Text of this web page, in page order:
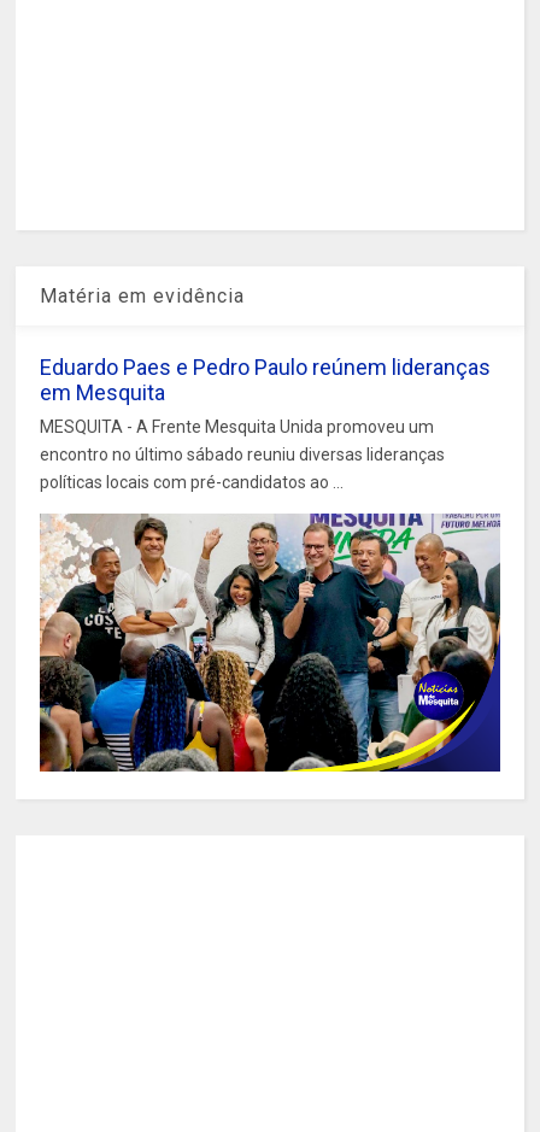
Matéria em evidência
Eduardo Paes e Pedro Paulo reúnem lideranças
em Mesquita
MESQUITA - A Frente Mesquita Unida promoveu um
encontro no último sábado reuniu diversas lideranças
políticas locais com pré-candidatos ao ...